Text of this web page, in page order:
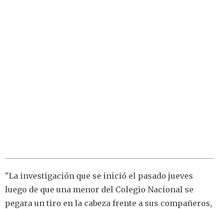
"La investigación que se inició el pasado jueves
luego de que una menor del Colegio Nacional se
pegara un tiro en la cabeza frente a sus compañeros,